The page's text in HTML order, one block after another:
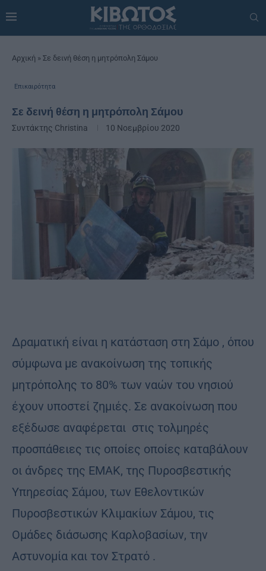
Αρχική » Σε δεινή θέση η μητρόπολη Σάμου
Επικαιρότητα
Σε δεινή θέση η μητρόπολη Σάμου
Συντάκτης Christina 10 Νοεμβρίου 2020
Δραματική είναι η κατάσταση στη Σάμο , όπου
σύμφωνα με ανακοίνωση της τοπικής
μητρόπολης το 80% των ναών του νησιού
έχουν υποστεί ζημιές. Σε ανακοίνωση που
εξέδωσε αναφέρεται στις τολμηρές
προσπάθειες τις οποίες οποίες καταβάλουν
οι άνδρες της ΕΜΑΚ, της Πυροσβεστικής
Υπηρεσίας Σάμου, των Εθελοντικών
Πυροσβεστικών Κλιμακίων Σάμου, τις
Ομάδες διάσωσης Καρλοβασίων, την
Αστυνομία και τον Στρατό .